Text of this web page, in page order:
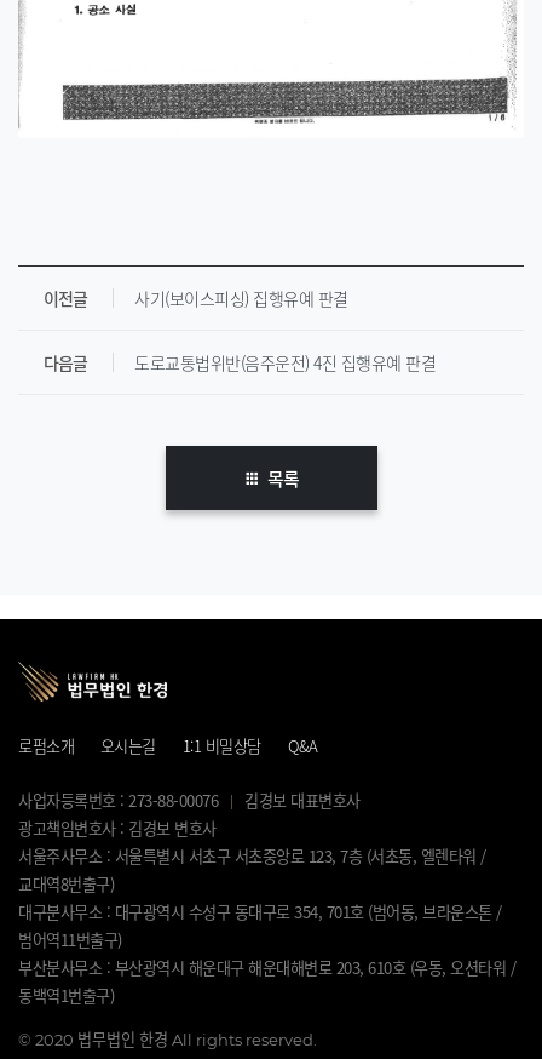
이전글 사기(보이스피싱) 집행유예 판결
다음글 도로교통법위반(음주운전) 4진 집행유예 판결
목록
로펌소개 오시는길 1:1 비밀상담 Q&A
사업자등록번호 : 273-88-00076
김경보 대표변호사
광고책임변호사 : 김경보 변호사
서울주사무소 : 서울특별시 서초구 서초중앙로 123, 7층 (서초동, 엘렌타워 /
교대역8번출구)
대구분사무소 : 대구광역시 수성구 동대구로 354, 701호 (범어동, 브라운스톤 /
범어역11번출구)
부산분사무소 : 부산광역시 해운대구 해운대해변로 203, 610호 (우동, 오션타워 /
동백역1번출구)
© 2020 법무법인 한경 All rights reserved.